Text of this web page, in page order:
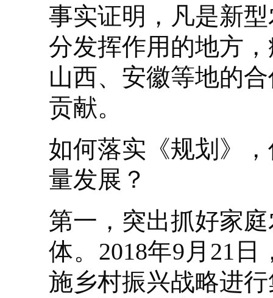
事实证明，凡是新
分发挥作用的地方
山西、安徽等地的
贡献。
如何落实《规划》
量发展？
第一，突出抓好家
体。2018年9月21
施乡村振兴战略进